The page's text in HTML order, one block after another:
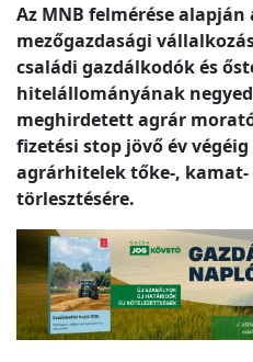
Az MNB felmérése
mezőgazdasági
családi gazdálkodók és
hitelállományának
meghirdetett agrár
fizetési stop jövő év
agrárhitelek tőke-,
törlesztésére.